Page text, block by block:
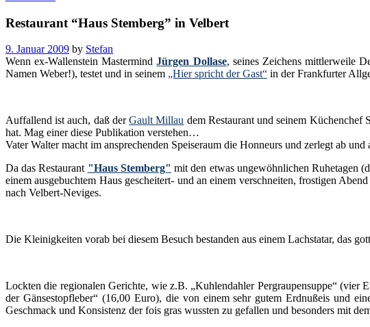
Restaurant “Haus Stemberg” in Velbert
9. Januar 2009 by Stefan
Wenn ex-Wallenstein MastermindJürgen Dollase, seines Zeichens mittlerweile
Namen Weber!), testet und in seinem „Hier spricht der Gast“ in der Frankfurter
Auffallend ist auch, daß derGault Millau dem Restaurant und seinem Küchenchef
hat. Mag einer diese Publikation verstehen…
Vater Walter macht im ansprechenden Speiseraum die Honneurs und zerlegt ab
Da das Restaurant "Haus Stemberg" mit den etwas ungewöhnlichen Ruhetagen
einem ausgebuchtem Haus gescheitert- und an einem verschneiten, frostigen
nach Velbert-Neviges.
Die Kleinigkeiten vorab bei diesem Besuch bestanden aus einem Lachstatar, das
Lockten die regionalen Gerichte, wie z.B. „Kuhlendahler Pergraupensuppe“
der Gänsestopfleber“ (16,00 Euro), die von einem sehr gutem Erdnußeis und
Geschmack und Konsistenz der fois gras wussten zu gefallen und besonders mit